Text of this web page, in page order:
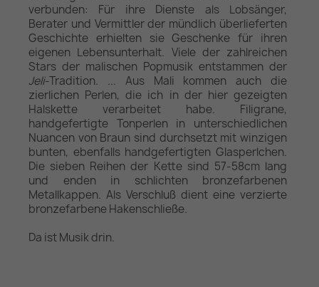
verbunden: Für ihre Dienste als Lobsänger,
Berater und Vermittler der mündlich überlieferten
Geschichte erhielten sie Geschenke für ihren
eigenen Lebensunterhalt. Viele der zahlreichen
Stars der malischen Popmusik entstammen der
Jeli-Tradition. ... Aus Mali kommen auch die
zierlichen Perlen, die ich in der hier gezeigten
Halskette verarbeitet habe. Filigrane,
handgefertigte Tonperlen in unterschiedlichen
Nuancen von Braun sind durchsetzt mit winzigen
bunten, ebenfalls handgefertigten Glasperlchen.
Die sieben Reihen der Kette sind 57-58cm lang
und enden in schlichten bronzefarbenen
Metallkappen. Als Verschluß dient eine verzierte
bronzefarbene Hakenschließe.
Da ist Musik drin.